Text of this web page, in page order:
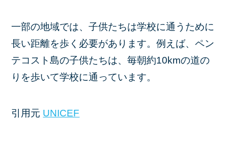
一部の地域では、子供たちは学校に通うために
長い距離を歩く必要があります。​例えば、ペン
テコスト島の子供たちは、毎朝約10kmの道の
りを歩いて学校に通っています。
引用元 ​ UNICEF